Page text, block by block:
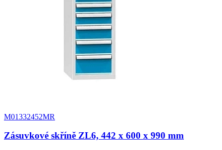
M01332452MR
Zásuvkové skříně ZL6, 442 x 600 x 990 mm